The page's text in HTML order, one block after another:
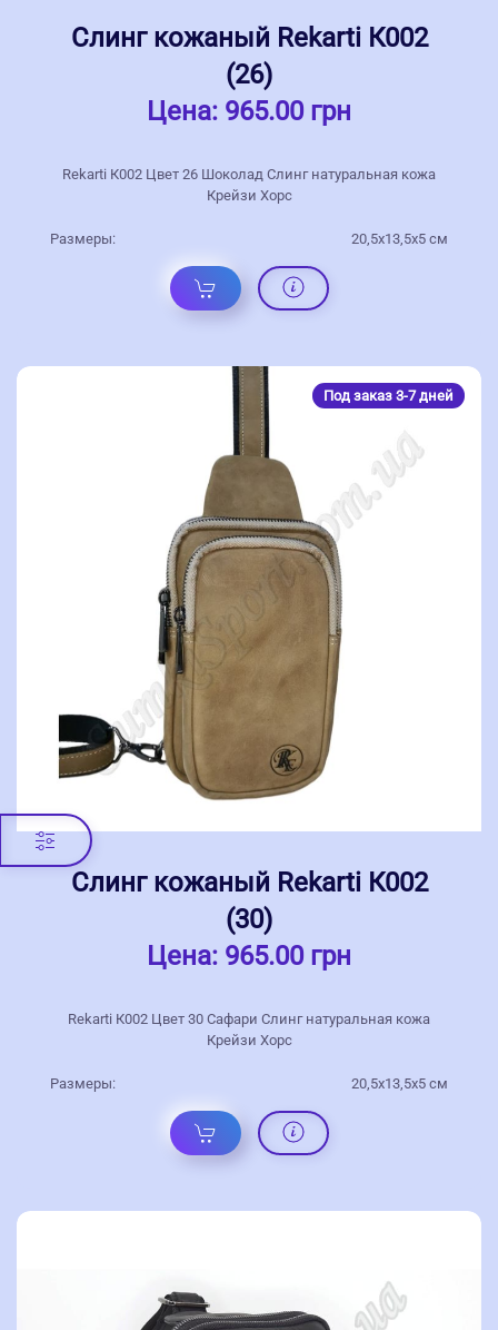
Слинг кожаный Rekarti К002
(26)
Цена: 965.00 грн
Rekarti К002 Цвет 26 Шоколад Слинг натуральная кожа
Крейзи Хорс
Размеры: 20,5х13,5х5 см
Под заказ 3-7 дней
Слинг кожаный Rekarti К002
(30)
Цена: 965.00 грн
Rekarti К002 Цвет 30 Сафари Слинг натуральная кожа
Крейзи Хорс
Размеры: 20,5х13,5х5 см